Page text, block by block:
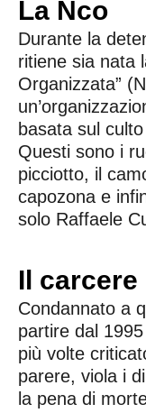
La Nco
Durante la
ritiene sia nata
Organizzata”
basata sul
Questi sono i
picciotto, il
capozona e
solo Raffaele
Il carcere
Condannato a
partire dal
più volte
parere, viola i
la pena di